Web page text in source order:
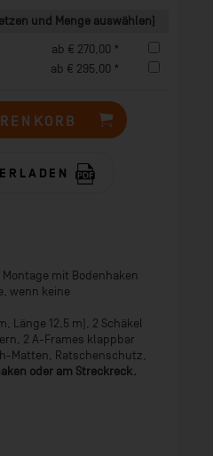
und Menge auswählen)
ab € 270,00 *
ab € 295,00 *
mit Bodenhaken
wenn keine
Länge 12,5 m), 2 Schäkel
2 A-Frames klappbar
Matten, Ratschenschutz,
oder am Streckreck.